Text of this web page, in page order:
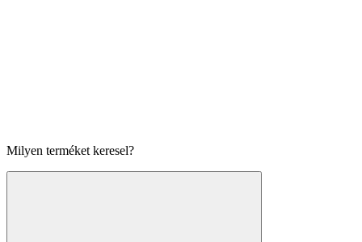
Milyen terméket keresel?